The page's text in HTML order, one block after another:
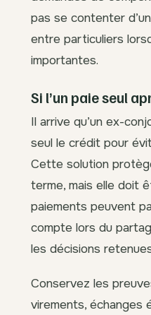
pas se contenter
entre particuliers
importantes.
Si l’un paie seul
Il arrive qu’un ex-
seul le crédit pour
Cette solution
terme, mais elle doit
paiements peuvent
compte lors du
les décisions
Conservez les
virements, échanges